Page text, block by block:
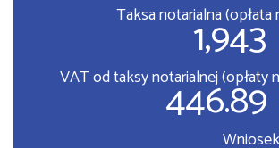
Taksa notarialna (opłata
VAT od taksy notarialnej (opłaty